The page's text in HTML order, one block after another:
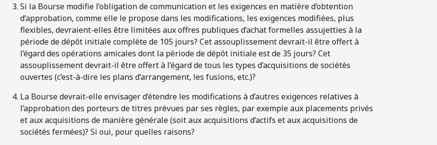
Si la Bourse modifie l’obligation de communication et les exigences en matière d’obtention
d’approbation, comme elle le propose dans les modifications, les exigences modifiées, plus
flexibles, devraient-elles être limitées aux offres publiques d’achat formelles assujetties à la
période de dépôt initiale complète de 105 jours? Cet assouplissement devrait-il être offert à
l’égard des opérations amicales dont la période de dépôt initiale est de 35 jours? Cet
assouplissement devrait-il être offert à l’égard de tous les types d’acquisitions de sociétés
ouvertes (c’est-à-dire les plans d’arrangement, les fusions, etc.)?
La Bourse devrait-elle envisager d’étendre les modifications à d’autres exigences relatives à
l’approbation des porteurs de titres prévues par ses règles, par exemple aux placements privés
et aux acquisitions de manière générale (soit aux acquisitions d’actifs et aux acquisitions de
sociétés fermées)? Si oui, pour quelles raisons?